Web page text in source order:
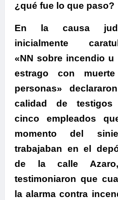
¿qué fue lo que paso?
En la causa
inicialmente
«NN sobre incendio u
estrago con
personas»
calidad de
cinco empleados
momento del
trabajaban en el
de la calle
testimoniaron que
la alarma contra